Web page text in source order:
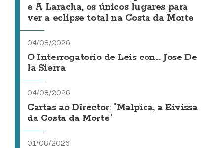
e A Laracha, os únicos lugares para
ver a eclipse total na Costa da Morte
04/08/2026
O Interrogatorio de Leis con... Jose De
la Sierra
04/08/2026
Cartas ao Director: "Malpica, a Eivissa
da Costa da Morte"
01/08/2026